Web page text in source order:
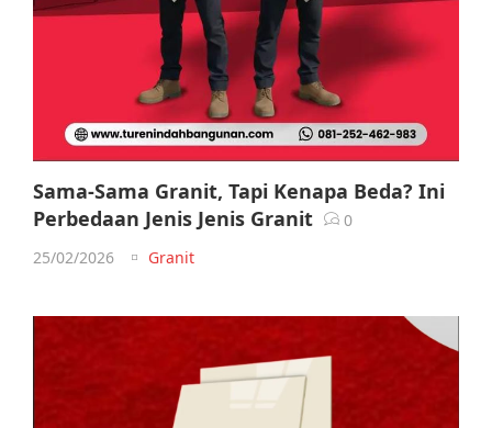
Sama-Sama Granit, Tapi Kenapa Beda? Ini
Perbedaan Jenis Jenis Granit
0
25/02/2026
Granit